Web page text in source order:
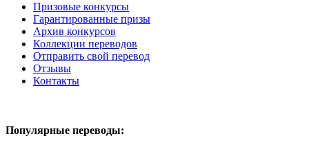
Призовые конкурсы
Гарантированные призы
Архив конкурсов
Коллекции переводов
Отправить свой перевод
Отзывы
Контакты
Популярные переводы: